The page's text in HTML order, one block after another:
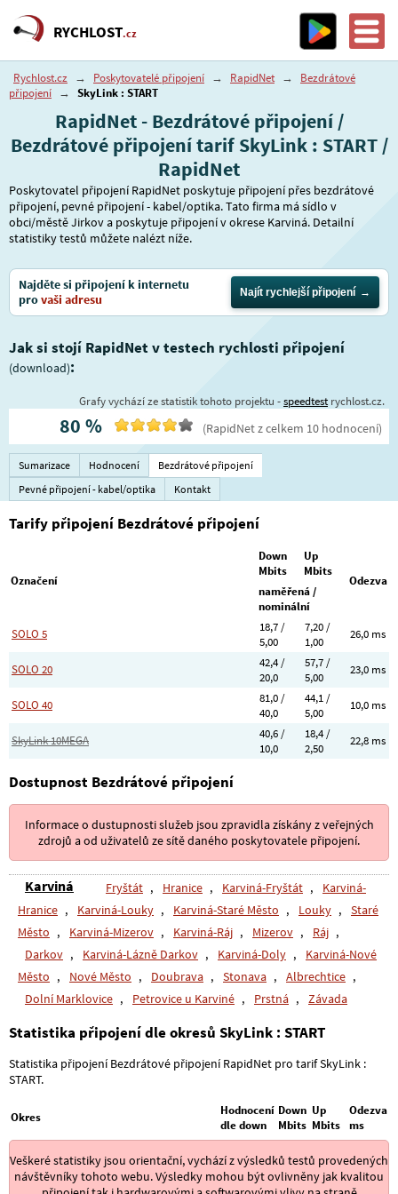
RYCHLOST.cz
Rychlost.cz → Poskytovatelé připojení → RapidNet →
Bezdrátové
připojení → SkyLink : START
RapidNet - Bezdrátové připojení /
Bezdrátové připojení tarif SkyLink : START /
RapidNet
Poskytovatel připojení RapidNet poskytuje připojení přes bezdrátové
připojení, pevné připojení - kabel/optika. Tato firma má sídlo v
obci/městě Jirkov a poskytuje připojení v okrese Karviná. Detailní
statistiky testů můžete nalézt níže.
Najděte si připojení k internetu
provaši adresu Najít rychlejší připojení
Jak si stojí RapidNet v testech rychlosti připojení
(download):
Grafy vychází ze statistik tohoto projektu -speedtestrychlost.cz.
80 % (RapidNetz celkem 10hodnocení)
Sumarizace Hodnocení
Bezdrátové připojení
Pevné připojení - kabel/optika
Kontakt
Tarify připojení Bezdrátové připojení
Označení
Down
Mbits
Up
Mbits
Odezva
naměřená /
nominální
SOLO 5
18,7 /
5,00
7,20 /
1,00
26,0 ms
SOLO 20
42,4 /
20,0
57,7 /
5,00
23,0 ms
SOLO 40
81,0 /
40,0
44,1 /
5,00
10,0 ms
SkyLink 10MEGA
40,6 /
10,0
18,4 /
2,50
22,8 ms
Dostupnost Bezdrátové připojení
Informace o dustupnosti služeb jsou zpravidla získány z veřejných
zdrojů a od uživatelů ze sítě daného poskytovatele připojení.
Karviná Fryštát , Hranice , Karviná-Fryštát ,
Karviná-
Hranice , Karviná-Louky , Karviná-Staré Město , Louky ,
Staré
Město , Karviná-Mizerov , Karviná-Ráj , Mizerov , Ráj ,
Darkov , Karviná-Lázně Darkov , Karviná-Doly ,
Karviná-Nové
Město , Nové Město , Doubrava , Stonava , Albrechtice ,
Dolní Marklovice , Petrovice u Karviné , Prstná , Závada
Statistika připojení dle okresů SkyLink : START
Statistika připojení Bezdrátové připojení RapidNet pro tarif SkyLink :
START.
Okres
Hodnocení
dle down
Down
Mbits
Up
Mbits
Odezva
ms
Veškeré statistiky jsou orientační, vychází z výsledků testů provedených
návštěvníky tohoto webu. Výsledky mohou být ovlivněny jak kvalitou